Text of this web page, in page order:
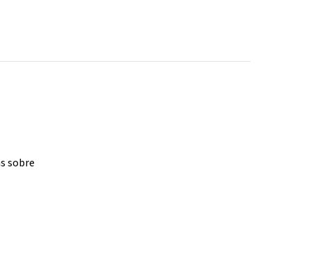
sobre